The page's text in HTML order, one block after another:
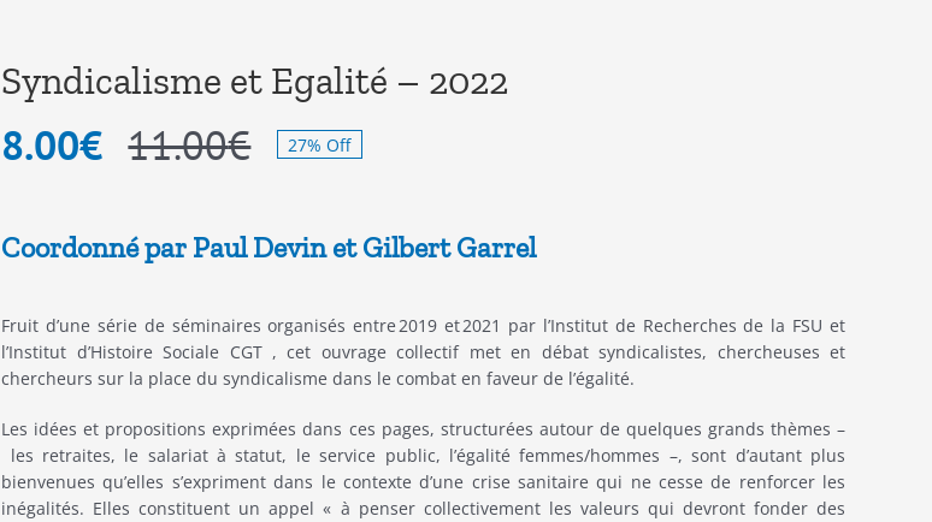
Syndicalisme et Egalité – 2022
11.00€Le
initial
était :
11.00€.
8.00€
Le
actuel
est :
8.00€.
27% Off
Coordonné par Paul Devin et Gilbert Garrel
Fruit d’une série de séminaires organisés entre 2019 et 2021 par l’Institut de Recherches de la FSU et
l’Institut d’Histoire Sociale CGT , cet ouvrage collectif met en débat syndicalistes, chercheuses et
chercheurs sur la place du syndicalisme dans le combat en faveur de l’égalité.
Les idées et propositions exprimées dans ces pages, structurées autour de quelques grands thèmes –
les retraites, le salariat à statut, le service public, l’égalité femmes/hommes –, sont d’autant plus
bienvenues qu’elles s’expriment dans le contexte d’une crise sanitaire qui ne cesse de renforcer les
inégalités. Elles constituent un appel « à penser collectivement les valeurs qui devront fonder des